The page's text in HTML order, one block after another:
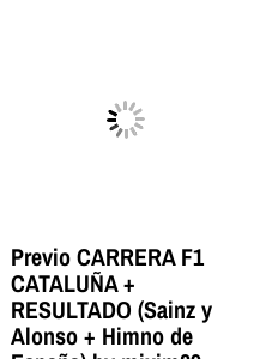
Previo CARRERA F1
CATALUÑA +
RESULTADO (Sainz y
Alonso + Himno de